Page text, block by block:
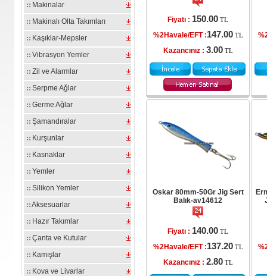
Makinalar
Makinalı Olta Takımları
Kaşıklar-Mepsler
Vibrasyon Yemler
Zil ve Alarmlar
Serpme Ağlar
Germe Ağlar
Şamandıralar
Kurşunlar
Kasnaklar
Yemler
Silikon Yemler
Aksesuarlar
Hazır Takımlar
Çanta ve Kutular
Kamışlar
Kova ve Livarlar
Fiyatı : 150.00 TL
%2Havale/EFT :147.00 TL
Kazancınız : 3.00 TL
Oskar 80mm-50Gr Jig Sert
Balık-av14612
Fiyatı : 140.00 TL
%2Havale/EFT :137.20 TL
Kazancınız : 2.80 TL
Yem
Anason
TL
TL
Oskar Boili Yüzen Silikon Yem
20mm Yeşil Kan Kokulu-
Fiyatı :100.00 TL
%2Havale/EFT :98.00 TL
Kazancınız :2.00 TL
Oskar Boili Yüzen Silikon Yem
20mm Kırmızı Kan Kokulu-
av15292
%2Havale/EFT :
Kazancınız :2.00